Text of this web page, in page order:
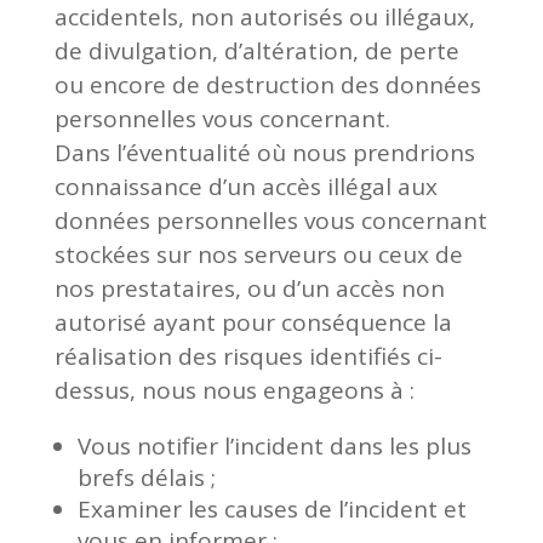
accidentels, non autorisés ou illégaux,
de divulgation, d’altération, de perte
ou encore de destruction des données
personnelles vous concernant.
Dans l’éventualité où nous prendrions
connaissance d’un accès illégal aux
données personnelles vous concernant
stockées sur nos serveurs ou ceux de
nos prestataires, ou d’un accès non
autorisé ayant pour conséquence la
réalisation des risques identifiés ci-
dessus, nous nous engageons à :
Vous notifier l’incident dans les plus
brefs délais ;
Examiner les causes de l’incident et